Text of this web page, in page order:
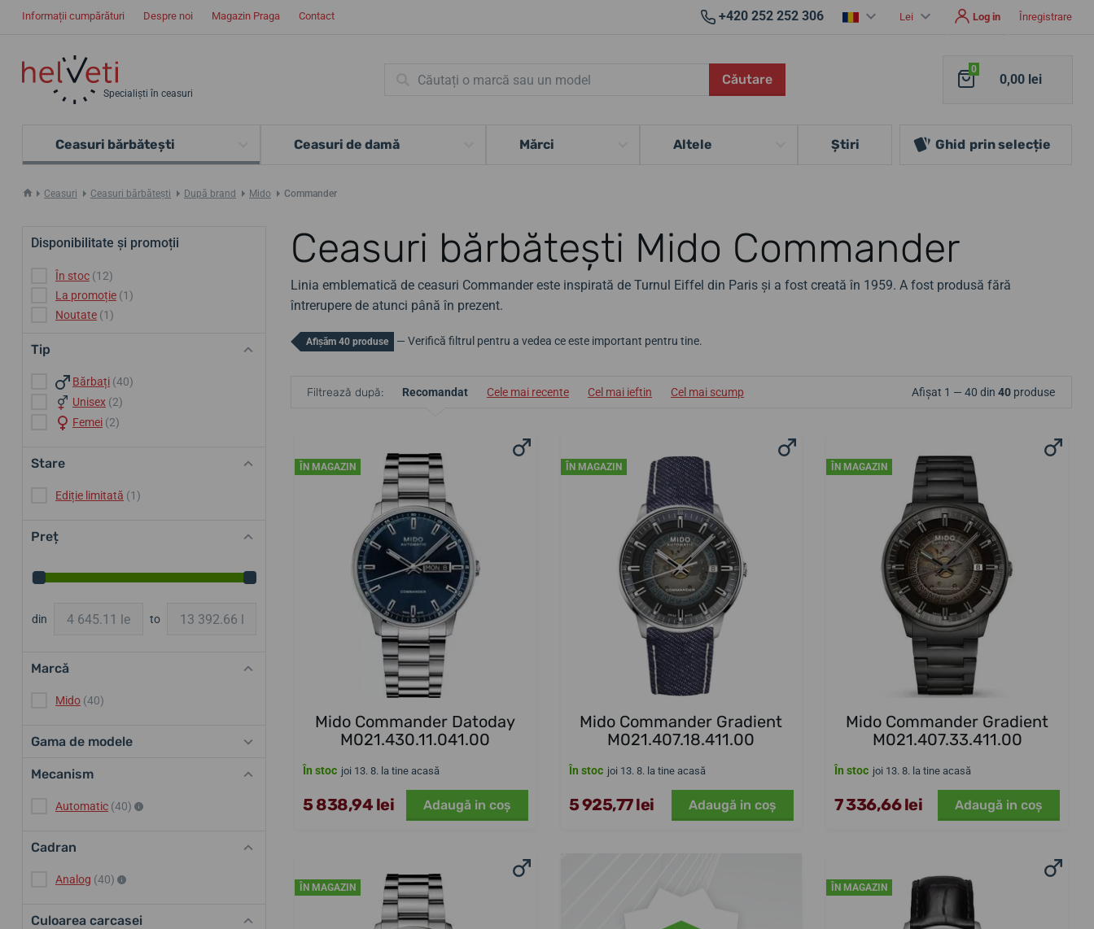
Informații cumpărături Despre noi Magazin Praga Contact +420 252 252 306 Lei Log in Înregistrare
Specialiști în ceasuri
Căutare
0
0,00 lei
Ceasuri bărbătești Ceasuri de damă Mărci Altele Ştiri Ghid prin selecție
Ceasuri Ceasuri bărbătești După brand Mido Commander
Ceasuri bărbătești Mido Commander
Linia emblematică de ceasuri Commander este inspirată de Turnul Eiffel din Paris și a fost creată în 1959. A fost produsă fără
întrerupere de atunci până în prezent.
Disponibilitate și promoții
În stoc (12)
La promoție (1)
Noutate (1)
Tip
Bărbați (40)
Unisex (2)
Femei (2)
Stare
Ediție limitată (1)
Preț
din to
Marcă
Mido (40)
Gama de modele
Mecanism
Automatic (40)
Cadran
Analog (40)
Culoarea carcasei
Afișăm 40 produse — Verifică filtrul pentru a vedea ce este important pentru tine.
Filtrează după: Recomandat Cele mai recente Cel mai ieftin Cel mai scump Afișat 1 — 40 din 40 produse
ÎN MAGAZIN
Mido Commander Datoday
M021.430.11.041.00
În stoc joi 13. 8. la tine acasă
5 838,94 lei Adaugă in coş
ÎN MAGAZIN
Mido Commander Gradient
M021.407.18.411.00
În stoc joi 13. 8. la tine acasă
5 925,77 lei Adaugă in coş
ÎN MAGAZIN
Mido Commander Gradient
M021.407.33.411.00
În stoc joi 13. 8. la tine acasă
7 336,66 lei Adaugă in coş
ÎN MAGAZIN ÎN MAGAZIN